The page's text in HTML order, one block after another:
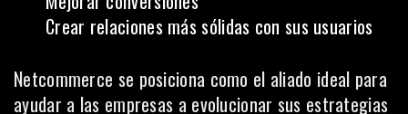
Crear relaciones más sólidas con sus usuarios
Netcommerce se posiciona como el aliado ideal para
ayudar a las empresas a evolucionar sus estrategias